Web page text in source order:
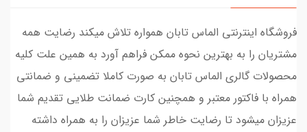
فروشگاه اینترنتی الماس تابان همواره تلاش میکند رضایت همه
مشتریان را به بهترین نحوه ممکن فراهم آورد به همین علت کلیه
محصولات گالری الماس تابان به صورت کاملا تضمینی و ضمانتی
همراه با فاکتور معتبر و همچنین کارت ضمانت طلایی تقدیم شما
عزیزان میشود تا رضایت خاطر شما عزیزان را به همراه داشته